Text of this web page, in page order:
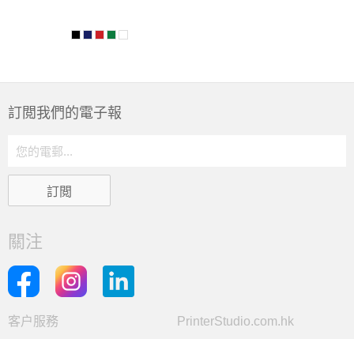
訂閲我們的電子報
關注
客户服務
PrinterStudio.com.hk